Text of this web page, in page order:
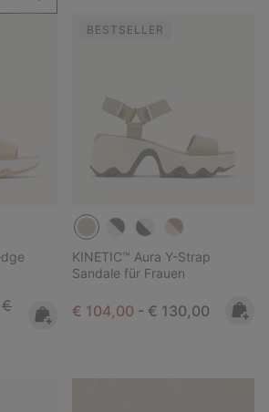
sale price:
Regular price:
€
BESTSELLER
KINETIC™ Aura Y-Strap
Sandale für Frauen
Minimum sale price:
€ 104,00 - Maximum price:
€ 130,00